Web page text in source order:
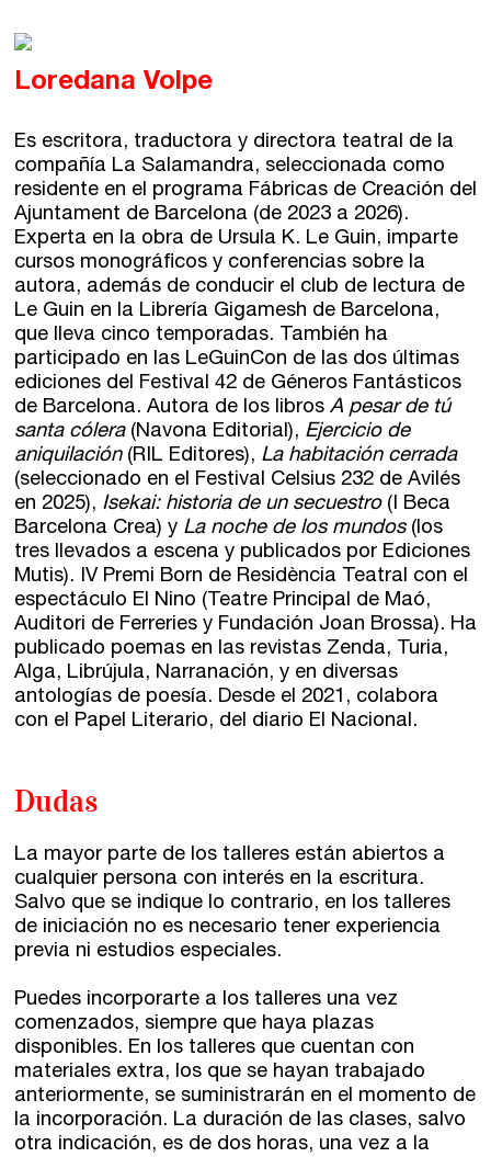
Loredana Volpe
Es escritora, traductora y directora teatral de la
compañía La Salamandra, seleccionada como
residente en el programa Fábricas de Creación del
Ajuntament de Barcelona (de 2023 a 2026).
Experta en la obra de Ursula K. Le Guin, imparte
cursos monográficos y conferencias sobre la
autora, además de conducir el club de lectura de
Le Guin en la Librería Gigamesh de Barcelona,
que lleva cinco temporadas. También ha
participado en las LeGuinCon de las dos últimas
ediciones del Festival 42 de Géneros Fantásticos
de Barcelona. Autora de los libros A pesar de tú
santa cólera(Navona Editorial), Ejercicio de
aniquilación(RIL Editores), La habitación cerrada
(seleccionado en el Festival Celsius 232 de Avilés
en 2025), Isekai: historia de un secuestro(I Beca
Barcelona Crea) y La noche de los mundos(los
tres llevados a escena y publicados por Ediciones
Mutis). IV Premi Born de Residència Teatral con el
espectáculo El Nino (Teatre Principal de Maó,
Auditori de Ferreries y Fundación Joan Brossa). Ha
publicado poemas en las revistas Zenda, Turia,
Alga, Librújula, Narranación, y en diversas
antologías de poesía. Desde el 2021, colabora
con el Papel Literario, del diario El Nacional.
Dudas
La mayor parte de los talleres están abiertos a
cualquier persona con interés en la escritura.
Salvo que se indique lo contrario, en los talleres
de iniciación no es necesario tener experiencia
previa ni estudios especiales.
Puedes incorporarte a los talleres una vez
comenzados, siempre que haya plazas
disponibles. En los talleres que cuentan con
materiales extra, los que se hayan trabajado
anteriormente, se suministrarán en el momento de
la incorporación. La duración de las clases, salvo
otra indicación, es de dos horas, una vez a la